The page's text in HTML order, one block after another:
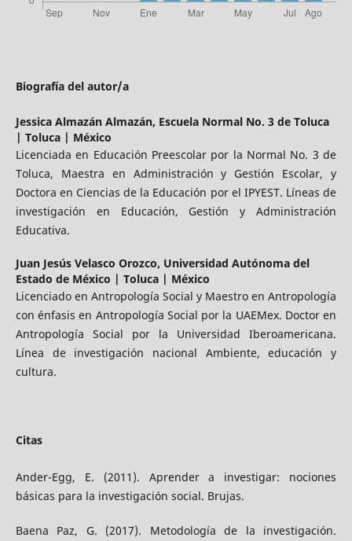
Biografía del autor/a
Jessica Almazán Almazán, Escuela Normal No. 3 de Toluca
| Toluca | México
Licenciada en Educación Preescolar por la Normal No. 3 de
Toluca, Maestra en Administración y Gestión Escolar, y
Doctora en Ciencias de la Educación por el IPYEST. Líneas de
investigación en Educación, Gestión y Administración
Educativa.
Juan Jesús Velasco Orozco, Universidad Autónoma del
Estado de México | Toluca | México
Licenciado en Antropología Social y Maestro en Antropología
con énfasis en Antropología Social por la UAEMex. Doctor en
Antropología Social por la Universidad Iberoamericana.
Línea de investigación nacional Ambiente, educación y
cultura.
Citas
Ander-Egg, E. (2011). Aprender a investigar: nociones
básicas para la investigación social. Brujas.
Baena Paz, G. (2017). Metodología de la investigación.